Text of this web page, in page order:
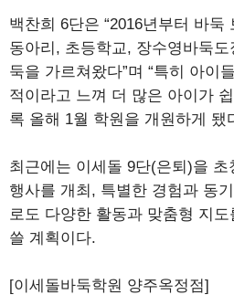
백찬희 6단은 “2016년부터 바
동아리, 초등학교, 장수영바둑
둑을 가르쳐왔다”며 “특히 아이
적이라고 느껴 더 많은 아이가
록 올해 1월 학원을 개원하게 됐
최근에는 이세돌 9단(은퇴)을 초
행사를 개최, 특별한 경험과 동
로도 다양한 활동과 맞춤형 지
쓸 계획이다.
[이세돌바둑학원 양주옥정점]